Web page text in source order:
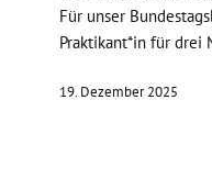
Für unser
Praktikant*in für
19. Dezember 2025